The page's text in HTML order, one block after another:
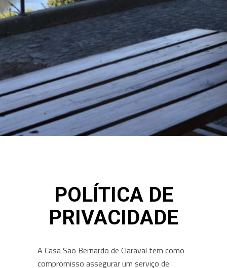
POLÍTICA DE
PRIVACIDADE
A Casa São Bernardo de Claraval tem como
compromisso assegurar um serviço de